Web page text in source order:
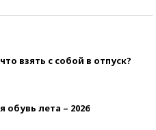
взять с собой в отпуск?
обувь лета – 2026